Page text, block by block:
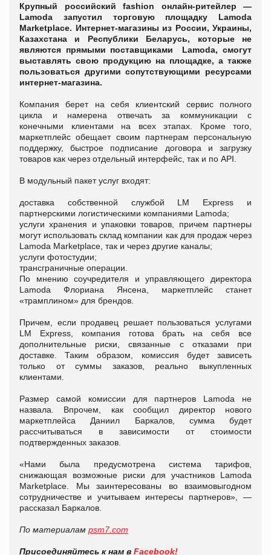
Крупный российский fashion онлайн-ритейлер —
Lamoda запустил торговую площадку Lamoda
Marketplace. Интернет-магазины из России, Украины,
Казахстана и Республики Беларусь, которые не
являются прямыми поставщиками Lamoda, смогут
выставлять свою продукцию на площадке, а также
пользоваться другими сопутствующими ресурсами
интернет-магазина.
Компания берет на себя клиентский сервис полного
цикла и намерена отвечать за коммуникации с
конечными клиентами на всех этапах. Кроме того,
маркетплейс обещает своим партнерам персональную
поддержку, быстрое подписание договора и загрузку
товаров как через отдельный интерфейс, так и по API.
В модульный пакет услуг входят:
доставка собственной службой LM Express и
партнерскими логистическими компаниями Lamoda;
услуги хранения и упаковки товаров, причем партнеры
могут использовать склад компании как для продаж через
Lamoda Marketplace, так и через другие каналы;
услуги фотостудии;
трансграничные операции.
По мнению соучредителя и управляющего директора
Lamoda Флориана Янсена, маркетплейс станет
«трамплином» для брендов.
Причем, если продавец решает пользоваться услугами
LM Express, компания готова брать на себя все
дополнительные риски, связанные с отказами при
доставке. Таким образом, комиссия будет зависеть
только от суммы заказов, реально выкупленных
клиентами.
Размер самой комиссии для партнеров Lamoda не
назвала. Впрочем, как сообщил директор нового
маркетплейса Даниил Баркалов, сумма будет
рассчитываться в зависимости от стоимости
подтвержденных заказов.
«Нами была предусмотрена система тарифов,
снижающая возможные риски для участников Lamoda
Marketplace. Мы заинтересованы во взаимовыгодном
сотрудничестве и учитываем интересы партнеров», —
рассказал Баркалов.
По материалам psm7.com
Присоединяйтесь к нам в Facebook!